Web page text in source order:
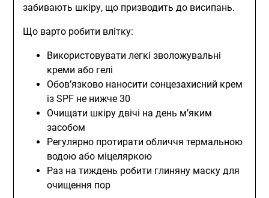
забивають шкіру, що призводить до висипань.
Що варто робити влітку:
Використовувати легкі зволожувальні
креми або гелі
Обов’язково наносити сонцезахисний крем
із SPF не нижче 30
Очищати шкіру двічі на день м’яким
засобом
Регулярно протирати обличчя термальною
водою або міцеляркою
Раз на тиждень робити глиняну маску для
очищення пор